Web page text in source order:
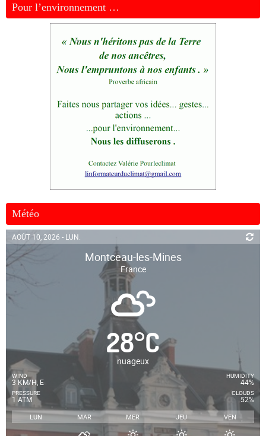
Pour l’environnement …
Météo
AOÛT 10, 2026 - LUN.
Montceau-les-Mines
France
28°C
nuageux
WIND
3 KM/H, E
PRESSURE
1 ATM
HUMIDITY
44%
CLOUDS
52%
LUN MAR MER JEU VEN